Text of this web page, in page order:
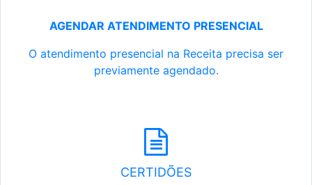
AGENDAR ATENDIMENTO PRESENCIAL
O atendimento presencial na Receita precisa ser
previamente agendado.
CERTIDÕES